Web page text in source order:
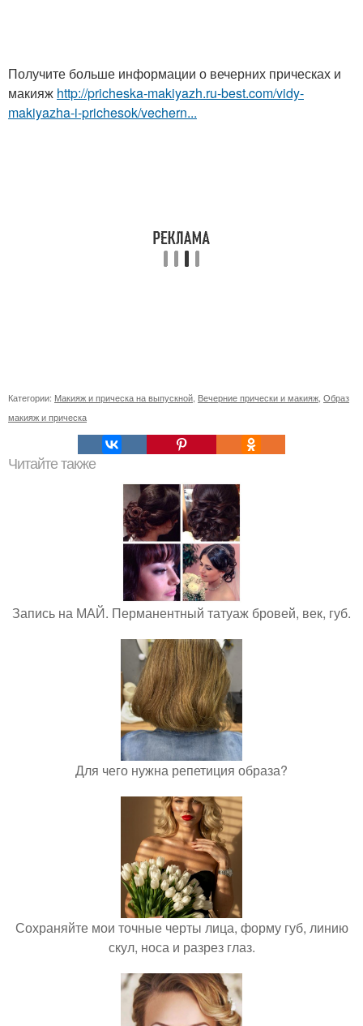
Получите больше информации о вечерних прическах и
макияж http://pricheska-makiyazh.ru-best.com/vidy-
makiyazha-i-prichesok/vechern...
Категории: Макияж и прическа на выпускной Вечерние прически и макияж Образ
макияж и прическа
Читайте также
Запись на МАЙ. Перманентный татуаж бровей, век, губ.
Для чего нужна репетиция образа?
Сохраняйте мои точные черты лица, форму губ, линию
скул, носа и разрез глаз.